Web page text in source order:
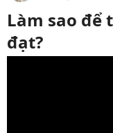
Làm sao để
đạt?